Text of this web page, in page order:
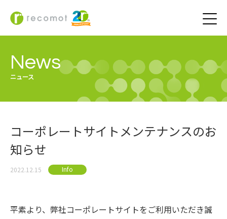
News
ニュース
コーポレートサイトメンテナンスのお
知らせ
2022.12.15 Info
平素より、弊社コーポレートサイトをご利用いただき誠